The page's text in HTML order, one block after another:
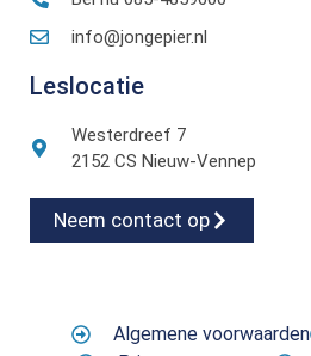
info@jongepier.nl
Leslocatie
Westerdreef 7
2152 CS Nieuw-Vennep
Neem contact op
Algemene voorwaarden